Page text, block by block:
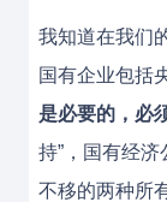
我知道在我们
国有企业包括
是必要的，必
持”，国有经
不移的两种所